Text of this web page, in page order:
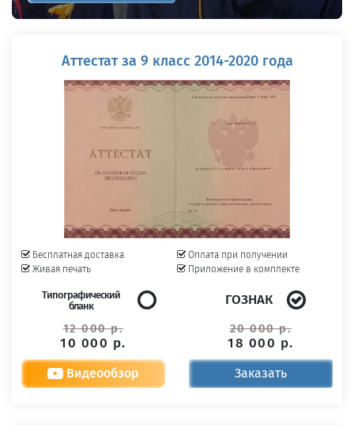
Аттестат за 9 класс 2014-2020 года
Бесплатная доставка
Живая печать
Оплата при получении
Приложение в комплекте
Типографический
бланк
12 000 р.
10 000 р.
ГОЗНАК
20 000 р.
18 000 р.
Видеообзор Заказать